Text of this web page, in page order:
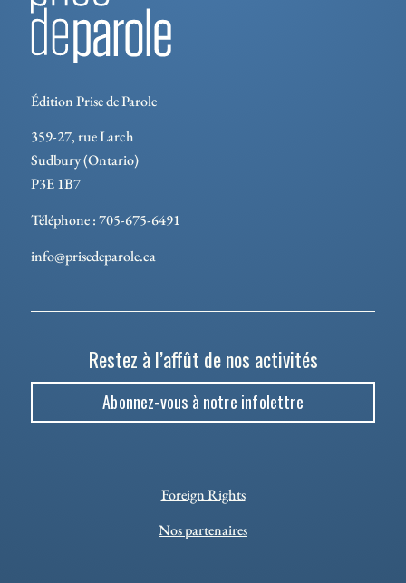
Édition Prise de Parole
359-27, rue Larch
Sudbury (Ontario)
P3E 1B7
Téléphone : 705-675-6491
info@prisedeparole.ca
Restez à l’affût de nos activités
Abonnez-vous à notre infolettre
Foreign Rights
Nos partenaires